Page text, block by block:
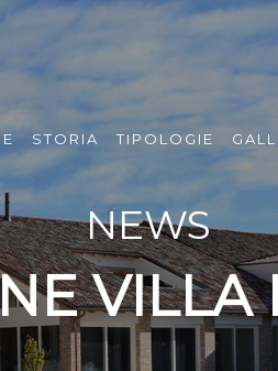
STORIA TIPOLOGIE
NEWS
VILLA